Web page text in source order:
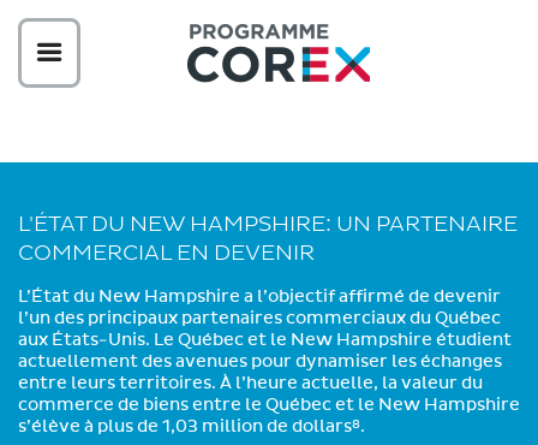
L'ÉTAT DU NEW HAMPSHIRE: UN PARTENAIRE
COMMERCIAL EN DEVENIR
L’État du New Hampshire a l’objectif affirmé de devenir
l’un des principaux partenaires commerciaux du Québec
aux États-Unis. Le Québec et le New Hampshire étudient
actuellement des avenues pour dynamiser les échanges
entre leurs territoires. À l’heure actuelle, la valeur du
commerce de biens entre le Québec et le New Hampshire
s’élève à plus de 1,03 million de dollars8.